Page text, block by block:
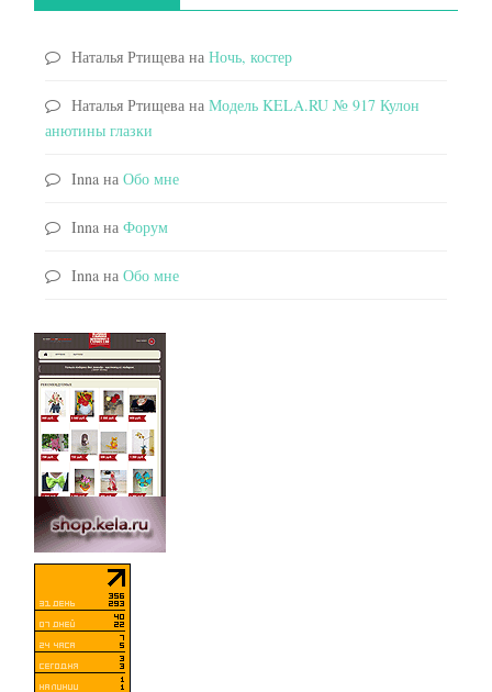
Наталья Ртищева на Ночь, костер
Наталья Ртищева на Модель KELA.RU № 917 Кулон
анютины глазки
Inna на Обо мне
Inna на Форум
Inna на Обо мне